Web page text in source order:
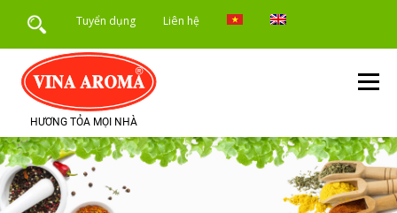
Tuyển dụng Liên hệ
HƯƠNG TỎA MỌI NHÀ
Menu
TRANG CHỦ GIỚI THIỆU SẢN PHẨM